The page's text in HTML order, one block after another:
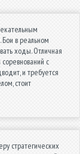
в реальном
ходы. Отличная
с
и требуется
стоит
стратегических